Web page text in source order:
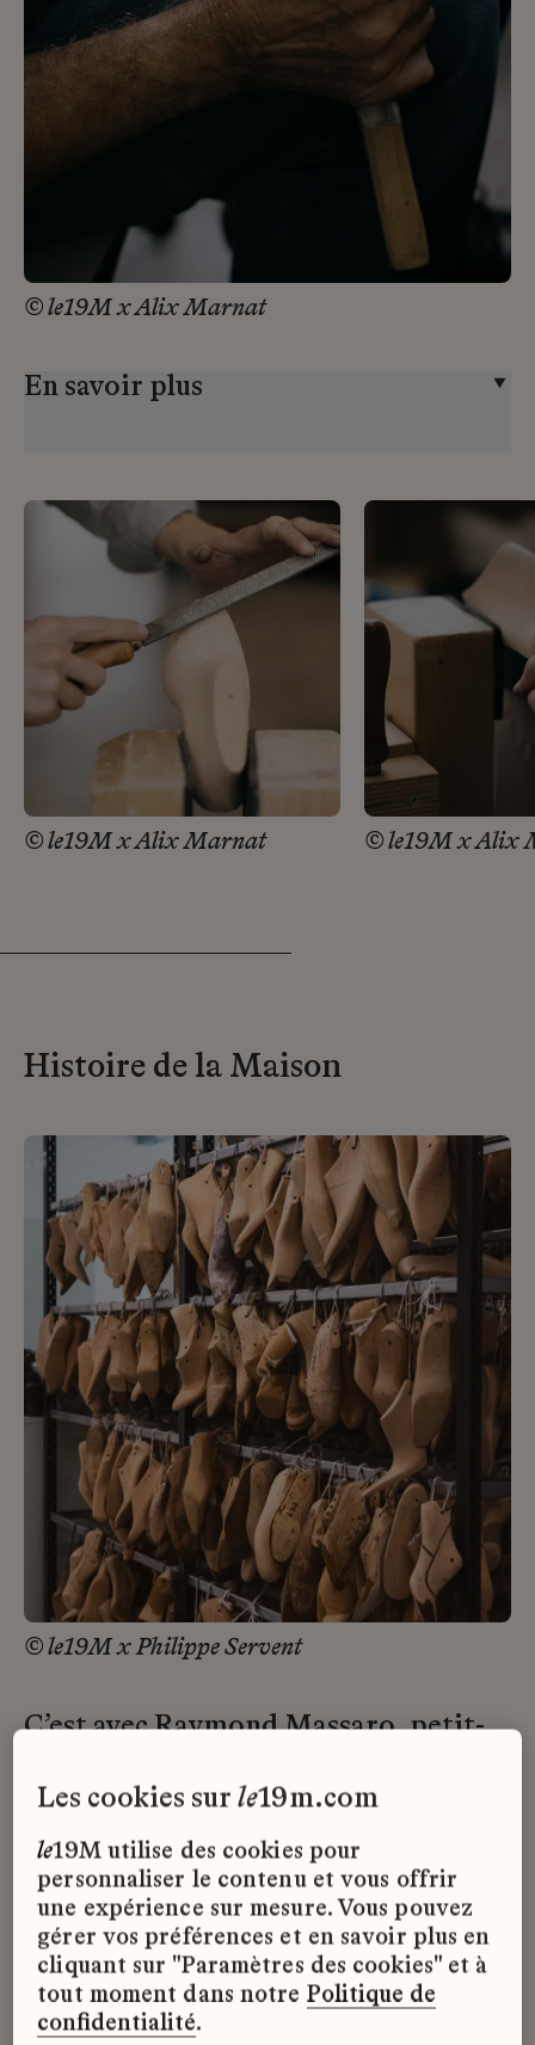
© le19M x Alix Marnat
En savoir plus
© le19M x Alix Marnat © le19M x Alix
Histoire de la Maison
© le19M x Philippe Servent
C’est avec Raymond Massaro, petit-
que cette philosophie s’affirme
pour Gabrielle Chanel un soulier qui
fera date dans l’histoire de la mode :
la « slingback » bicolore beige et noir,
dotée d’un petit talon de six
centimètres.
Ce modèle aussi pratique
les cookies surle19m.com
le19M utilise des cookies pour
personnaliser le contenu et vous offrir
une expérience sur mesure. Vous pouvez
gérer vos préférences et en savoir plus en
cliquant sur "Paramètres des cookies" et à
tout moment dans notre Politique de
confidentialité.